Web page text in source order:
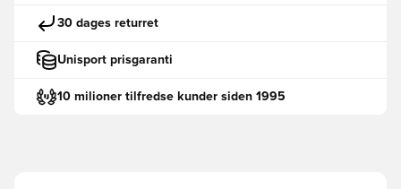
30 dages returret
Unisport prisgaranti
10 milioner tilfredse kunder siden 1995